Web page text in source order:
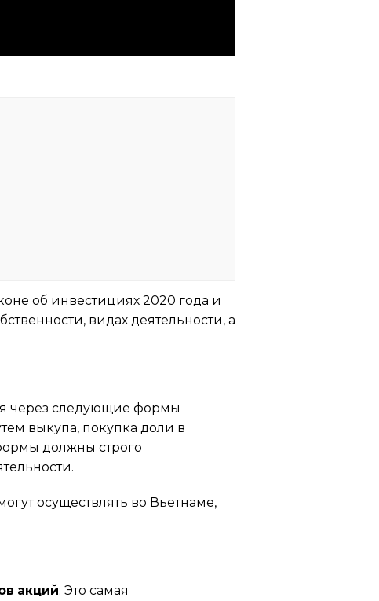
об инвестициях 2020 года и
видах деятельности, а
через следующие формы
выкупа, покупка доли в
должны строго
осуществлять во Вьетнаме,
акций: Это самая